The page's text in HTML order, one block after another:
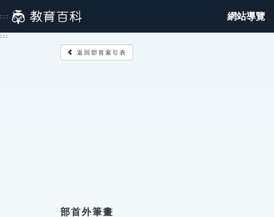
到
主
::: 網站導覽
:::
返回部首索引表
部首外筆畫